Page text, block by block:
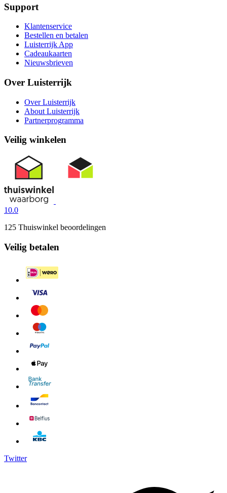
Support
Klantenservice
Bestellen en betalen
Luisterrijk App
Cadeaukaarten
Nieuwsbrieven
Over Luisterrijk
Over Luisterrijk
About Luisterrijk
Partnerprogramma
Veilig winkelen
10.0
125 Thuiswinkel beoordelingen
Veilig betalen
Twitter